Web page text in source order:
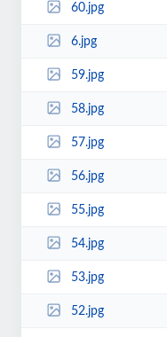
60.jpg
6.jpg
59.jpg
58.jpg
57.jpg
56.jpg
55.jpg
54.jpg
53.jpg
52.jpg